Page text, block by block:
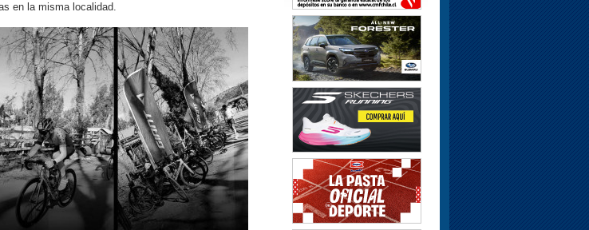
en la misma localidad.